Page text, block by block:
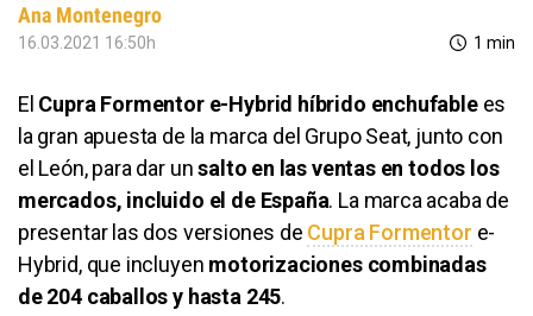
Ana Montenegro
16.03.2021 16:50h 1 min
El Cupra Formentor e-Hybrid híbrido enchufablees
la gran apuesta de la marca del Grupo Seat, junto con
el León, para dar unsalto en las ventas en todos los
mercados, incluido el de España. La marca acaba de
presentar las dos versiones de Cupra Formentor e-
Hybrid, que incluyen motorizaciones combinadas
de 204 caballos y hasta 245.